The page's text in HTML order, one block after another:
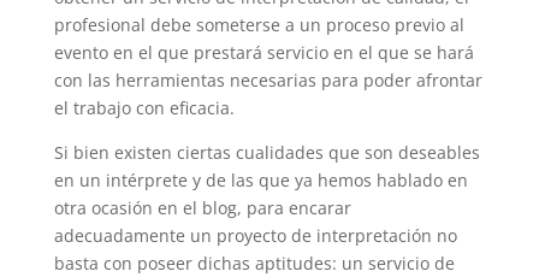
profesional debe someterse a un proceso previo al
evento en el que prestará servicio en el que se hará
con las herramientas necesarias para poder afrontar
el trabajo con eficacia.
Si bien existen ciertas cualidades que son deseables
en un intérprete y de las que ya hemos hablado en
otra ocasión en el blog, para encarar
adecuadamente un proyecto de interpretación no
basta con poseer dichas aptitudes: un servicio de